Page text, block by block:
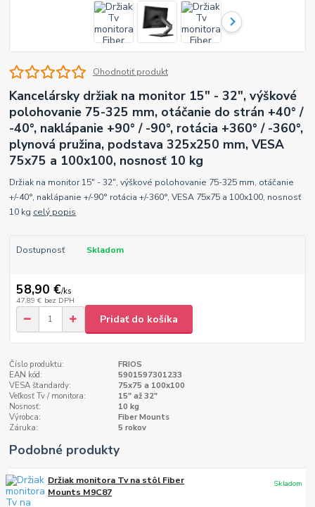
Ohodnotiť produkt
Kancelársky držiak na monitor 15" - 32", výškové
polohovanie 75-325 mm, otáčanie do strán +40° /
-40°, naklápanie +90° / -90°, rotácia +360° / -360°,
plynová pružina, podstava 325x250 mm, VESA
75x75 a 100x100, nosnosť 10 kg
Držiak na monitor 15" - 32", výškové polohovanie 75-325 mm, otáčanie
+/-40°, naklápanie +/-90° rotácia +/-360°, VESA 75x75 a 100x100, nosnosť
10 kg celý popis
Dostupnosť Skladom
58,90 €/ks
47,89 € bez DPH
Pridať do košíka
Číslo produktu:
FRIOS
EAN kód:
5901597301233
VESA štandardy:
75x75 a 100x100
Veľkosť Tv / monitora:
15" až 32"
Nosnosť:
10 kg
Výrobca:
Fiber Mounts
Záruka:
5 rokov
Podobné produkty
Držiak monitora Tv na stôl Fiber
Mounts M9C87
Skladom